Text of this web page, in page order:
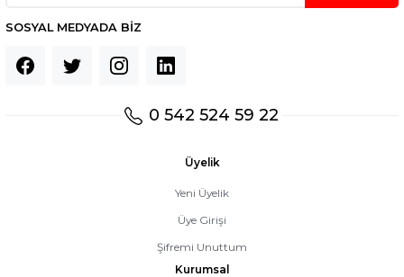
SOSYAL MEDYADA BİZ
0 542 524 59 22
Üyelik
Yeni Üyelik
Üye Girişi
Şifremi Unuttum
Kurumsal